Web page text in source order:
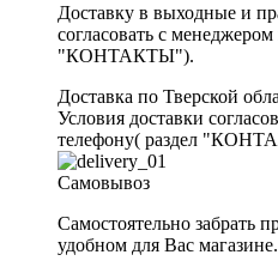
Доставку в выходные и
согласовать с
"КОНТАКТЫ").
Доставка по Тверской
Условия доставки
телефону( раздел
Самовывоз
Самостоятельно
удобном для Вас магазине.